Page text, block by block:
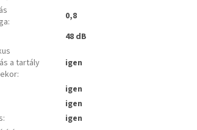
:
0,8
48 dB
a tartály
:
igen
igen
igen
:
igen